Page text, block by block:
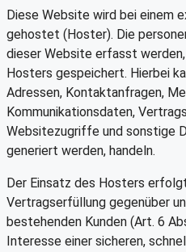
Diese Website wird bei einem
gehostet (Hoster). Die
dieser Website erfasst
Hosters gespeichert. Hierbei
Adressen, Kontaktanfragen,
Kommunikationsdaten,
Websitezugriffe und sonstige
generiert werden, handeln.
Der Einsatz des Hosters
Vertragserfüllung gegenüber
bestehenden Kunden (Art. 6
Interesse einer sicheren,